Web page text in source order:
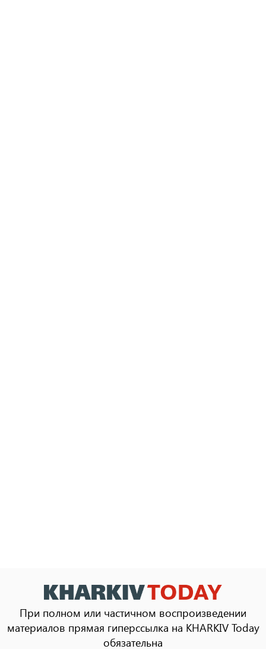
При полном или частичном воспроизведении
материалов прямая гиперссылка на KHARKIV Today
обязательна